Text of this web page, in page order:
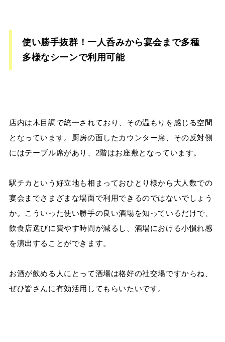
使い勝手抜群！一人呑みから宴会まで多種
多様なシーンで利用可能
店内は木目調で統一されており、その温もりを感じる空間
となっています。厨房の面したカウンター席、その反対側
にはテーブル席があり、2階はお座敷となっています。
駅チカという好立地も相まっておひとり様から大人数での
宴会までさまざまな場面で利用できるのではないでしょう
か。こういった使い勝手の良い酒場を知っているだけで、
飲食店選びに費やす時間が減るし、酒場における小慣れ感
を演出することができます。
お酒が飲める人にとって酒場は格好の社交場ですからね、
ぜひ皆さんに有効活用してもらいたいです。